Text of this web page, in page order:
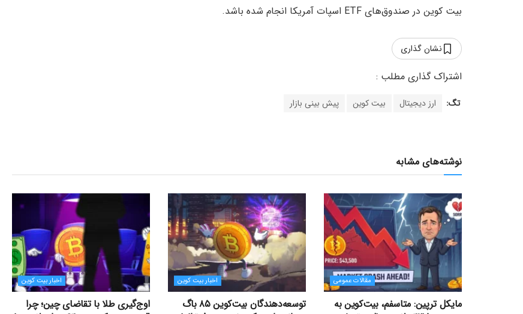
بیت کوین در صندوق‌های ETF اسپات آمریکا انجام شده باشد.
نشان گذاری
تگ: ارز دیجیتال بیت کوین پیش بینی بازار
نوشته‌های مشابه
مقالات عمومی
مایکل ترپین: متاسفم، بیت‌کوین به
اخبار بیت کوین
توسعه‌دهندگان بیت‌کوین ۸۵ باگ
اخبار بیت کوین
اوج‌گیری طلا با تقاضای چین؛ چرا